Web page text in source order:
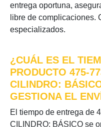
entrega oportuna,
libre de complicaciones.
especializados.
¿CUÁL ES EL
PRODUCTO 475-
CILINDRO:
GESTIONA EL
El tiempo de entrega de
CILINDRO: BÁSICO se